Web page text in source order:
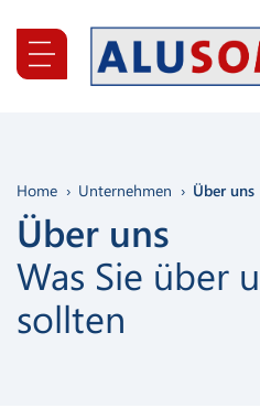
Home Unternehmen Über uns
Über uns
Was Sie über
sollten